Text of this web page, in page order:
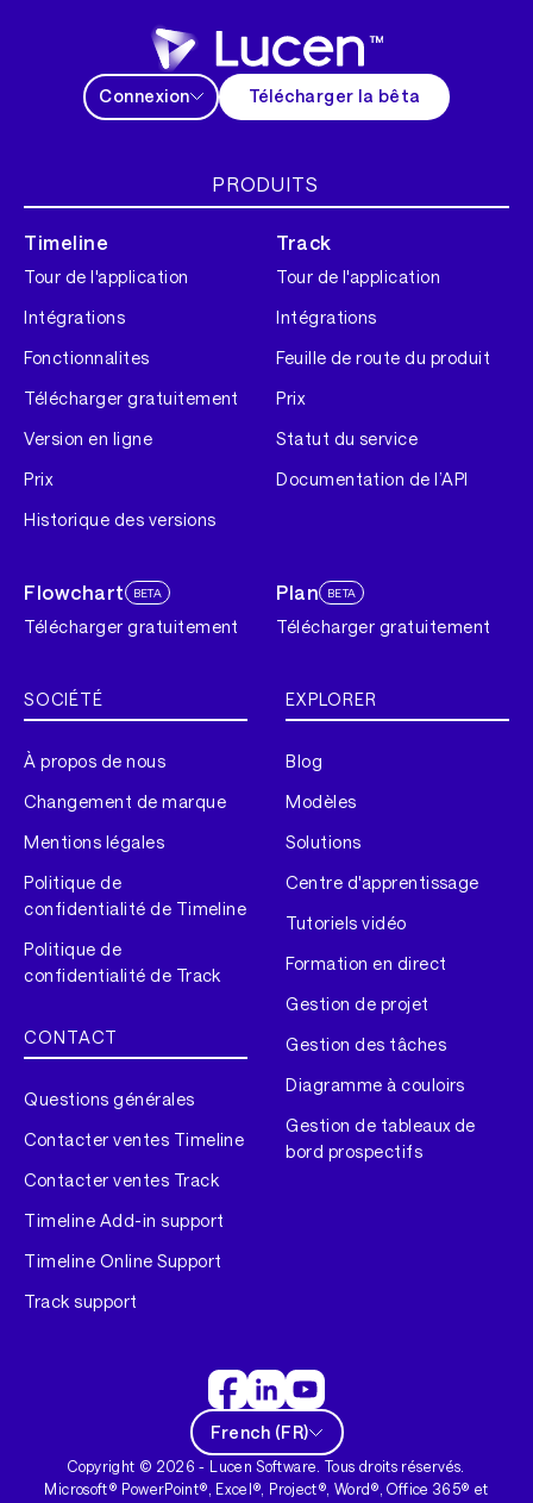
Connexion Télécharger la bêta
PRODUITS
Timeline
Tour de l'application
Intégrations
Fonctionnalites
Télécharger gratuitement
Version en ligne
Prix
Historique des versions
Track
Tour de l'application
Intégrations
Feuille de route du produit
Prix
Statut du service
Documentation de l’API
Flowchart BETA
Télécharger gratuitement
Plan BETA
Télécharger gratuitement
SOCIÉTÉ
À propos de nous
Changement de marque
Mentions légales
Politique de
confidentialité de Timeline
Politique de
confidentialité de Track
CONTACT
Questions générales
Contacter ventes Timeline
Contacter ventes Track
Timeline Add-in support
Timeline Online Support
Track support
EXPLORER
Blog
Modèles
Solutions
Centre d'apprentissage
Tutoriels vidéo
Formation en direct
Gestion de projet
Gestion des tâches
Diagramme à couloirs
Gestion de tableaux de
bord prospectifs
French (FR)
Copyright © 2026 - Lucen Software. Tous droits réservés.
Microsoft® PowerPoint®, Excel®, Project®, Word®, Office 365® et